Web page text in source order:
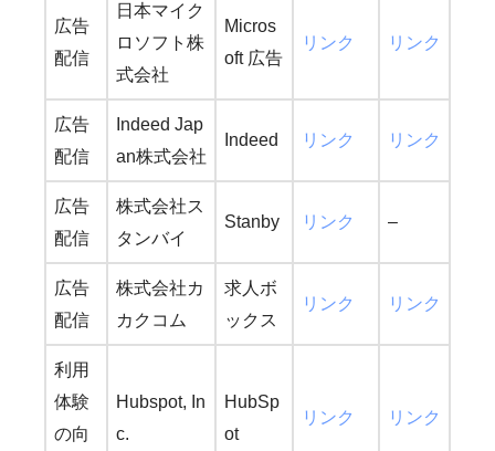
広告
配信
日本マイク
ロソフト株
式会社
Micros
oft 広告
リンク リンク
広告
配信
Indeed Jap
an株式会社
Indeed リンク リンク
広告
配信
株式会社ス
タンバイ
Stanby リンク –
広告
配信
株式会社カ
カクコム
求人ボ
ックス
リンク リンク
利用
体験
の向
Hubspot, In
c.
HubSp
ot
リンク リンク